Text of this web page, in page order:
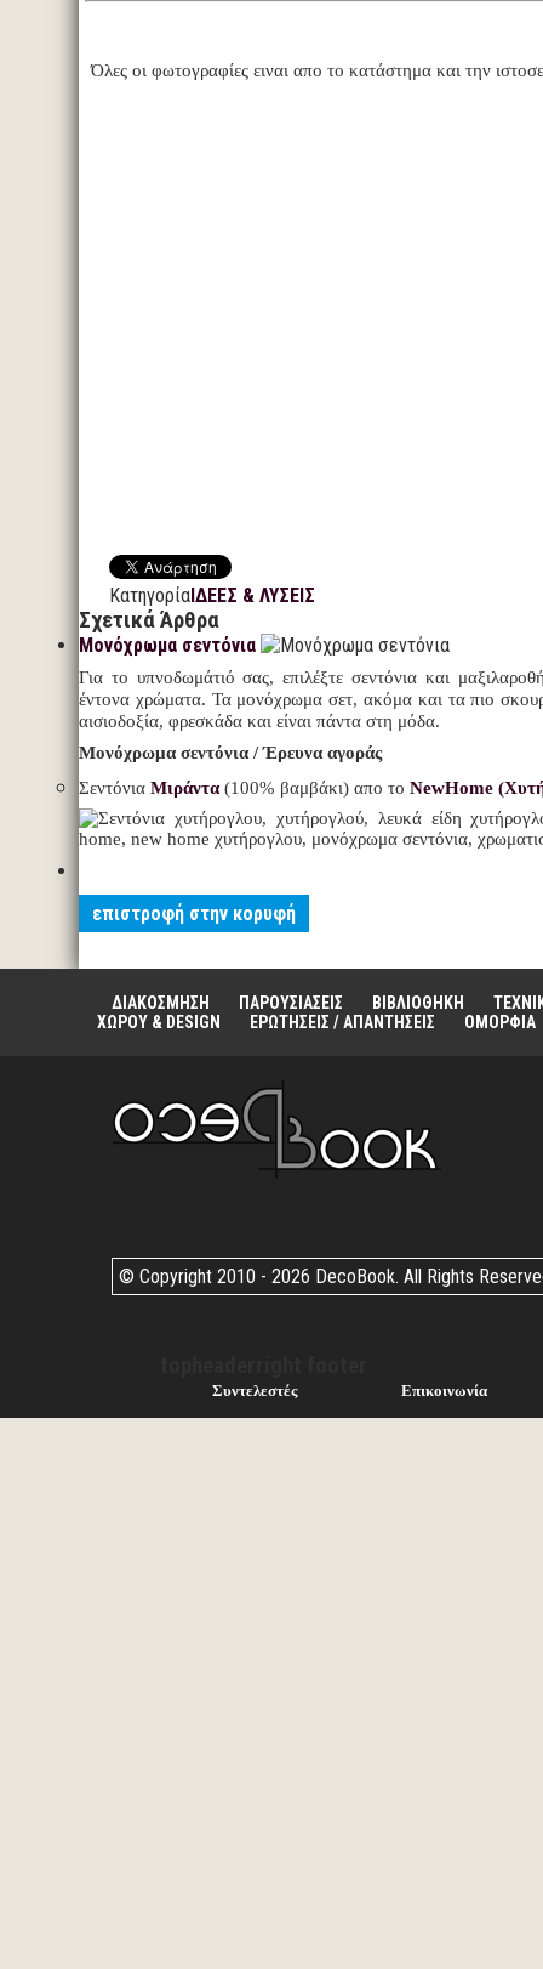
Όλες οι φωτογραφίες ειναι απο το κατάστημα και την
ΚατηγορίαΙΔΕΕΣ & ΛΥΣΕΙΣ
Σχετικά Άρθρα
Μονόχρωμα σεντόνια
Για το υπνοδωμάτιό σας, επιλέξτε σεντόνια και
έντονα χρώματα. Τα μονόχρωμα σετ, ακόμα και τα πιο
αισιοδοξία, φρεσκάδα και είναι πάντα στη μόδα.
Μονόχρωμα σεντόνια / Έρευνα αγοράς
Σεντόνια Μιράντα(100% βαμβάκι) απο το NewHome
επιστροφή στην κορυφή
ΔΙΑΚΟΣΜΗΣΗ ΠΑΡΟΥΣΙΑΣΕΙΣ ΒΙΒΛΙΟΘΗΚΗ
ΧΩΡΟΥ & DESIGN
ΕΡΩΤΗΣΕΙΣ / ΑΠΑΝΤΗΣΕΙΣ ΟΜΟΡΦΙΑ
© Copyright 2010 - 2026 DecoBook. All Rights
Συντελεστές Επικοινωνία